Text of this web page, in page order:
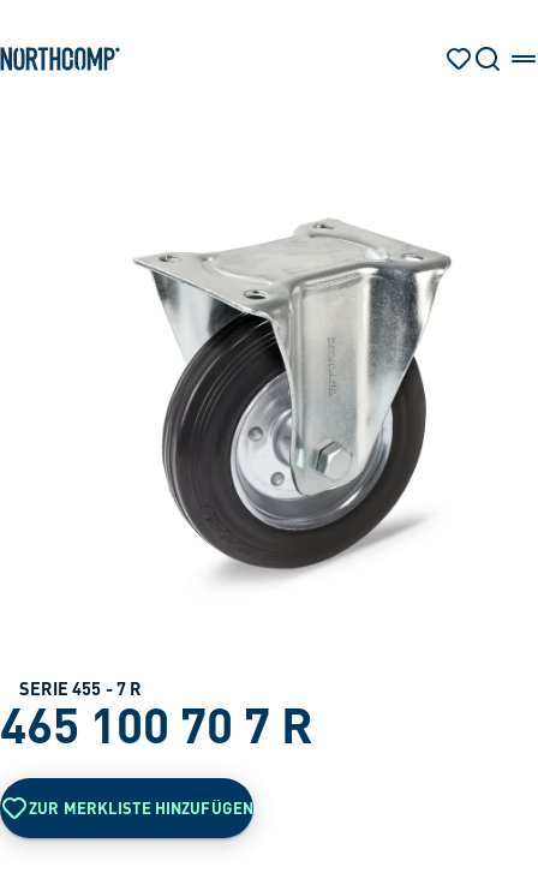
Zur Navigation springen
SUCHE
Produkte & Lösungen
SERIE 455 - 7 R
465 100 70 7 R
ZUR MERKLISTE HINZUFÜGEN